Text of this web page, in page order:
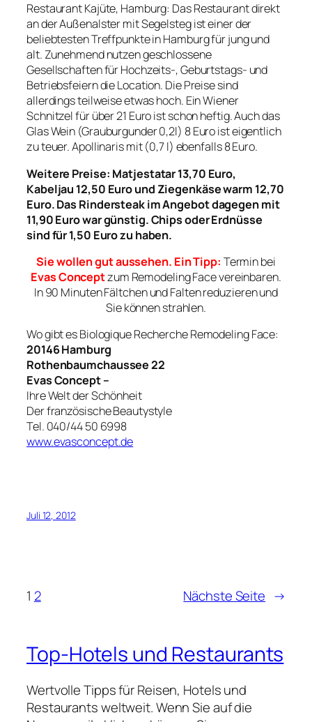
Restaurant Kajüte, Hamburg: Das Restaurant direkt
an der Außenalster mit Segelsteg ist einer der
beliebtesten Treffpunkte in Hamburg für jung und
alt. Zunehmend nutzen geschlossene
Gesellschaften für Hochzeits-, Geburtstags- und
Betriebsfeiern die Location. Die Preise sind
allerdings teilweise etwas hoch. Ein Wiener
Schnitzel für über 21 Euro ist schon heftig. Auch das
Glas Wein (Grauburgunder 0,2l) 8 Euro ist eigentlich
zu teuer. Apollinaris mit (0,7 l) ebenfalls 8 Euro.
Weitere Preise: Matjestatar 13,70 Euro,
Kabeljau 12,50 Euro und Ziegenkäse warm 12,70
Euro. Das Rindersteak im Angebot dagegen mit
11,90 Euro war günstig. Chips oder Erdnüsse
sind für 1,50 Euro zu haben.
Sie wollen gut aussehen. Ein Tipp: Termin bei
Evas Conceptzum Remodeling Face vereinbaren.
In 90 Minuten Fältchen und Falten reduzieren und
Sie können strahlen.
Wo gibt es Biologique Recherche Remodeling Face:
20146 Hamburg
Rothenbaumchaussee 22
Evas Concept –
Ihre Welt der Schönheit
Der französische Beautystyle
Tel. 040/44 50 6998
www.evasconcept.de
Juli 12, 2012
1 2 Nächste Seite →
Top-Hotels und Restaurants
Wertvolle Tipps für Reisen, Hotels und
Restaurants weltweit. Wenn Sie auf die